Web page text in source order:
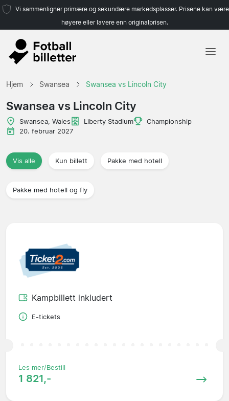
Vi sammenligner primære og sekundære markedsplasser. Prisene kan være
høyere eller lavere enn originalprisen.
Hjem Swansea Swansea vs Lincoln City
Swansea vs Lincoln City
Swansea, Wales Liberty Stadium
Championship
20. februar 2027
Vis alle Kun billett Pakke med hotell
Pakke med hotell og fly
Kampbillett inkludert
E-tickets
Les mer/Bestill
1 821,-